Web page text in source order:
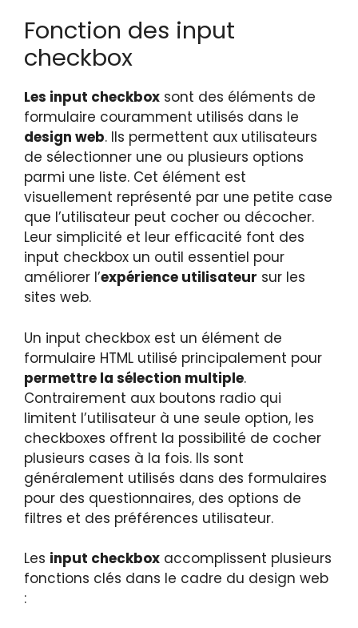
Fonction des input
checkbox
Les input checkbox sont des éléments de
formulaire couramment utilisés dans le
design web. Ils permettent aux utilisateurs
de sélectionner une ou plusieurs options
parmi une liste. Cet élément est
visuellement représenté par une petite case
que l’utilisateur peut cocher ou décocher.
Leur simplicité et leur efficacité font des
input checkbox un outil essentiel pour
améliorer l’expérience utilisateur sur les
sites web.
Un input checkbox est un élément de
formulaire HTML utilisé principalement pour
permettre la sélection multiple.
Contrairement aux boutons radio qui
limitent l’utilisateur à une seule option, les
checkboxes offrent la possibilité de cocher
plusieurs cases à la fois. Ils sont
généralement utilisés dans des formulaires
pour des questionnaires, des options de
filtres et des préférences utilisateur.
Les input checkbox accomplissent plusieurs
fonctions clés dans le cadre du design web
: